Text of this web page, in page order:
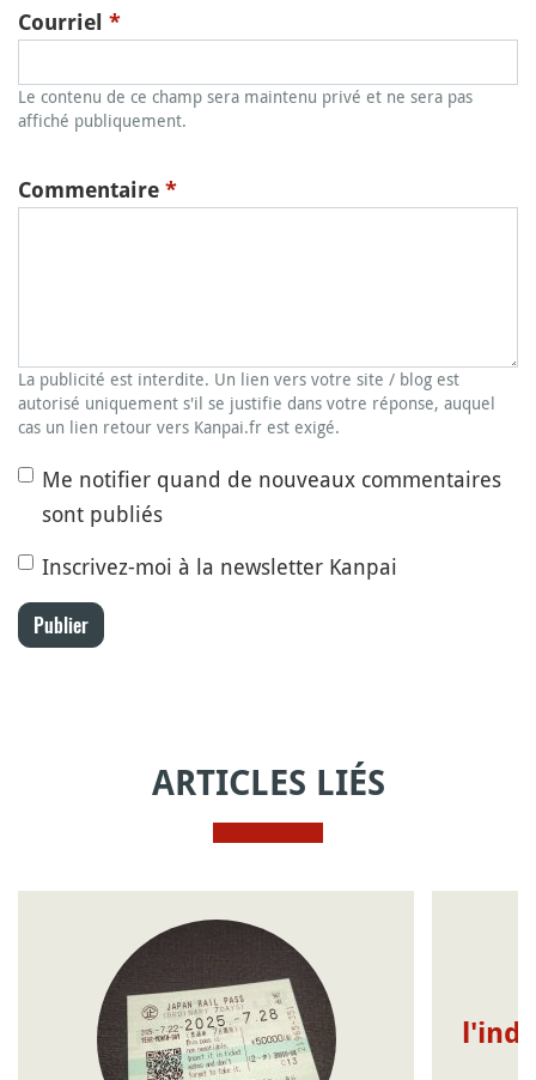
Courriel *
Le contenu de ce champ sera maintenu privé et ne sera pas
affiché publiquement.
Commentaire *
La publicité est interdite. Un lien vers votre site / blog est
autorisé uniquement s'il se justifie dans votre réponse, auquel
cas un lien retour vers Kanpai.fr est exigé.
Me notifier quand de nouveaux commentaires
sont publiés
Inscrivez-moi à la newsletter Kanpai
Publier
ARTICLES LIÉS